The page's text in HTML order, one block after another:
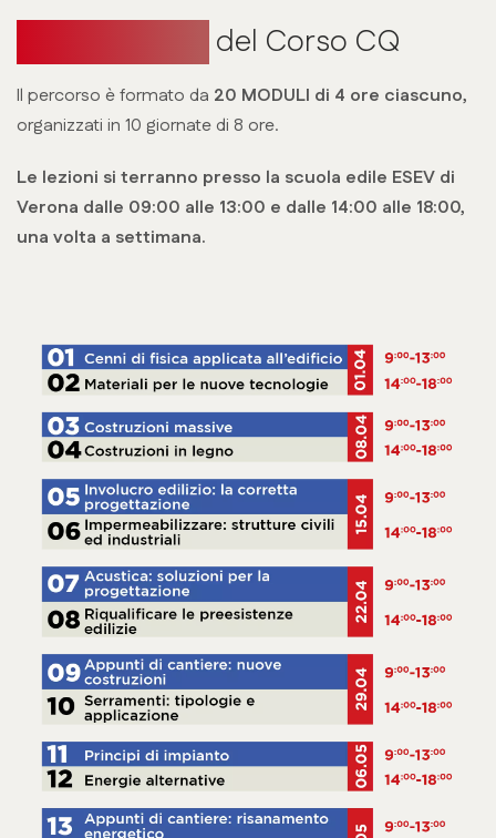
del Corso CQ
Il percorso è formato da 20 MODULI di 4 ore ciascuno,
organizzati in 10 giornate di 8 ore.
Le lezioni si terranno presso la scuola edile ESEV di
Verona dalle 09:00 alle 13:00 e dalle 14:00 alle 18:00,
una volta a settimana.